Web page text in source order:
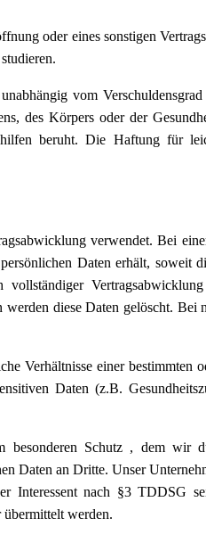
oder eines sonstigen
vom
des Körpers oder der
beruht. Die Haftung für
verwendet. Bei
Daten erhält, soweit
diese Daten gelöscht. Bei
Verhältnisse einer bestimmten
Daten (z.B.
besonderen Schutz , dem wir
Daten an Dritte. Unser
Interessent nach §3 TDDSG
übermittelt werden.